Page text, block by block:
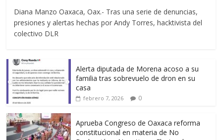
Diana Manzo Oaxaca, Oax.- Tras una serie de denuncias,
presiones y alertas hechas por Andy Torres, hacktivista del
colectivo DLR
Alerta diputada de Morena acoso a su
familia tras sobrevuelo de dron en su
casa
febrero 7, 2026 0
Aprueba Congreso de Oaxaca reforma
constitucional en materia de No